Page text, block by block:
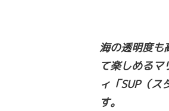
海の透明度も
て楽しめる
ィ「SUP（
す。